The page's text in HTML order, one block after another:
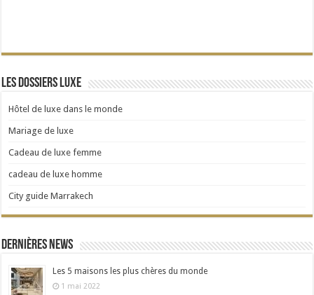
Les dossiers Luxe
Hôtel de luxe dans le monde
Mariage de luxe
Cadeau de luxe femme
cadeau de luxe homme
City guide Marrakech
Dernières news
Les 5 maisons les plus chères du monde
1 mai 2022